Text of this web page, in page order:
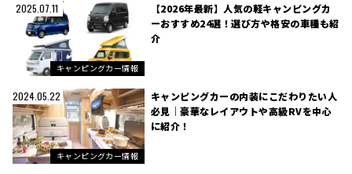
2025.07.11
キャンピングカー情報
【2026年最新】人気の軽キャンピングカ
ーおすすめ24選！選び方や格安の車種も紹
介
2024.05.22
キャンピングカー情報
キャンピングカーの内装にこだわりたい人
必見｜豪華なレイアウトや高級RVを中心
に紹介！